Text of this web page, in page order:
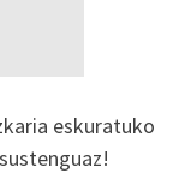
eskuratuko